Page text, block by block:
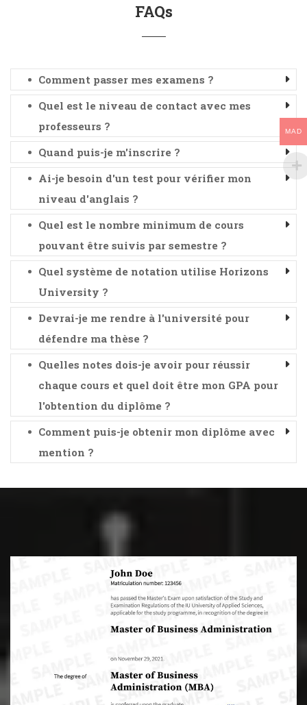
FAQs
Comment passer mes examens ?
Quel est le niveau de contact avec mes
professeurs ?
Quand puis-je m'inscrire ?
Ai-je besoin d'un test pour vérifier mon
niveau d'anglais ?
Quel est le nombre minimum de cours
pouvant être suivis par semestre ?
Quel système de notation utilise Horizons
University ?
Devrai-je me rendre à l'université pour
défendre ma thèse ?
Quelles notes dois-je avoir pour réussir
chaque cours et quel doit être mon GPA pour
l'obtention du diplôme ?
Comment puis-je obtenir mon diplôme avec
mention ?
MAD